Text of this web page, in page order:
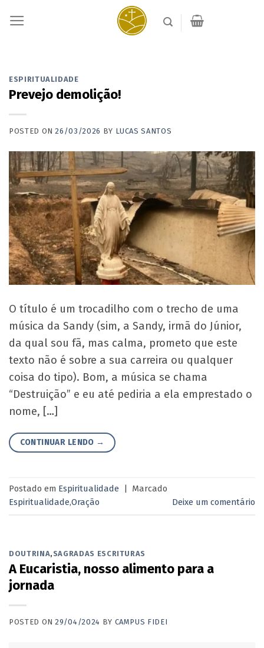
ESPIRITUALIDADE
Prevejo demolição!
POSTED ON26/03/2026 BY LUCAS SANTOS
O título é um trocadilho com o trecho de uma
música da Sandy (sim, a Sandy, irmã do Júnior,
da qual sou fã, mas calma, prometo que este
texto não é sobre a sua carreira ou qualquer
coisa do tipo). Bom, a música se chama
“Destruição” e eu até pediria a ela emprestado o
nome, […]
CONTINUAR LENDO →
Postado em Espiritualidade |
Marcado
Espiritualidade,Oração Deixe um comentário
DOUTRINA, SAGRADAS ESCRITURAS
A Eucaristia, nosso alimento para a
jornada
POSTED ON29/04/2024 BY CAMPUS FIDEI